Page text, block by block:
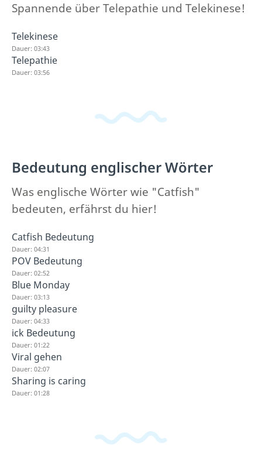
Spannende über Telepathie und Telekinese!
Telekinese
Dauer: 03:43
Telepathie
Dauer: 03:56
Bedeutung englischer Wörter
Was englische Wörter wie "Catfish"
bedeuten, erfährst du hier!
Catfish Bedeutung
Dauer: 04:31
POV Bedeutung
Dauer: 02:52
Blue Monday
Dauer: 03:13
guilty pleasure
Dauer: 04:33
ick Bedeutung
Dauer: 01:22
Viral gehen
Dauer: 02:07
Sharing is caring
Dauer: 01:28